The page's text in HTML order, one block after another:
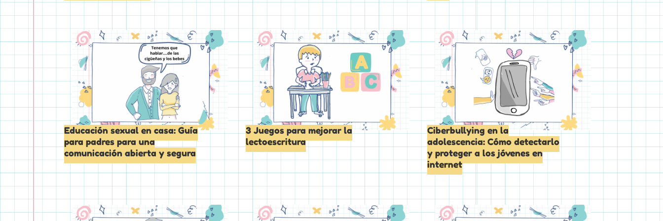
Educación sexual en casa: Guía
para padres para una
comunicación abierta y segura
3 Juegos para mejorar la
lectoescritura
Ciberbullying en la
adolescencia: Cómo detectarlo
y proteger a los jóvenes en
internet